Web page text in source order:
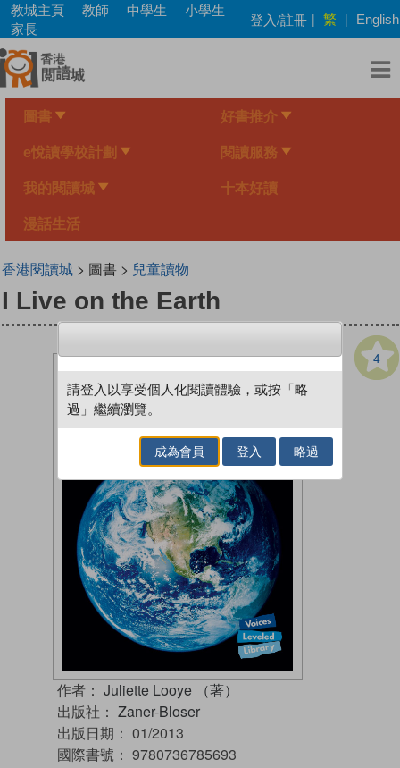
Skip
main
content
教城主頁 教師 中學生
小學生
家長
登入/註冊 | 繁 | English
圖書 好書推介
e悅讀學校計劃 閱讀服務
我的閱讀城 十本好讀
漫話生活
香港閱讀城> 圖書 > 兒童讀物
I Live on the Earth
4
作者： Juliette Looye （著）
出版社： Zaner-Bloser
出版日期： 01/2013
國際書號： 9780736785693
請登入以享受個人化閱讀體驗，或按「略
過」繼續瀏覽。
成為會員 登入 略過